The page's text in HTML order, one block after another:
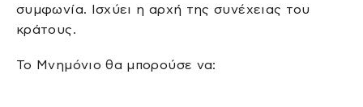
συμφωνία. Ισχύει η αρχή της συνέχειας του
κράτους.
Το Μνημόνιο θα μπορούσε να: